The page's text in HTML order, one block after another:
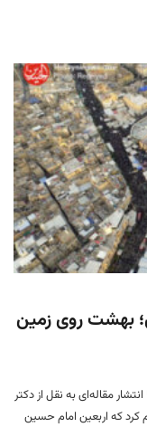
بهشت روی زمین
مقاله‌ای به نقل از دکتر
کرد که اربعین امام حسین